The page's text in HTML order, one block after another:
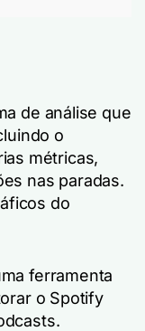
de análise que
o
métricas,
nas paradas.
do
ferramenta
o Spotify